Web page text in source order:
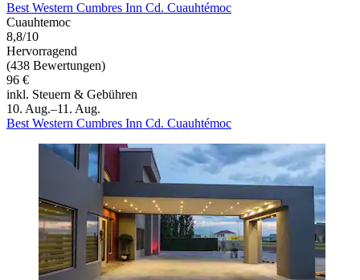
Best Western Cumbres Inn Cd. Cuauhtémoc
Cuauhtemoc
8,8/10
Hervorragend
(438 Bewertungen)
96 €
inkl. Steuern & Gebühren
10. Aug.–11. Aug.
Best Western Cumbres Inn Cd. Cuauhtémoc